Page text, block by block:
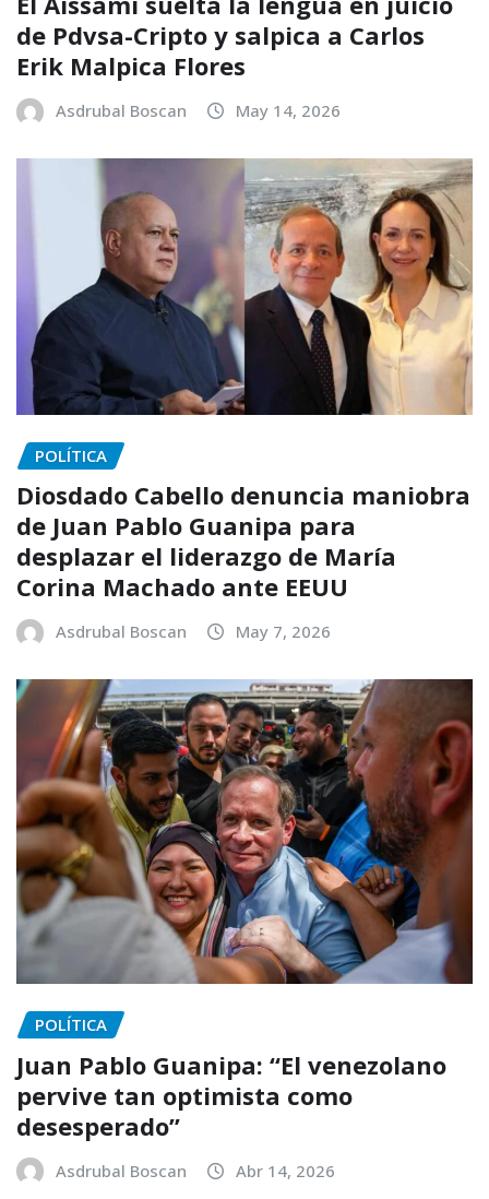
de Pdvsa-Cripto y salpica a Carlos
Erik Malpica Flores
Asdrubal Boscan May 14, 2026
POLÍTICA
Diosdado Cabello denuncia maniobra
de Juan Pablo Guanipa para
desplazar el liderazgo de María
Corina Machado ante EEUU
Asdrubal Boscan May 7, 2026
POLÍTICA
Juan Pablo Guanipa: “El venezolano
pervive tan optimista como
desesperado”
Asdrubal Boscan Abr 14, 2026